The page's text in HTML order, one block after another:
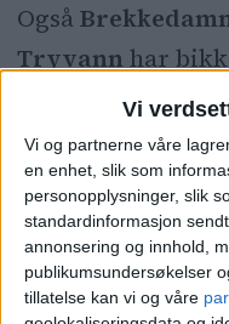
Vi
Vi og partnerne våre
en enhet, slik som
personopplysninger, slik
standardinformasjon
annonsering og innhold,
publikumsundersøkelser
tillatelse kan vi og våre
Også
Tryvann har
oversikten.
20 grader i
PåHvervenbukta
temperaturen litt
20-tallet. Der er